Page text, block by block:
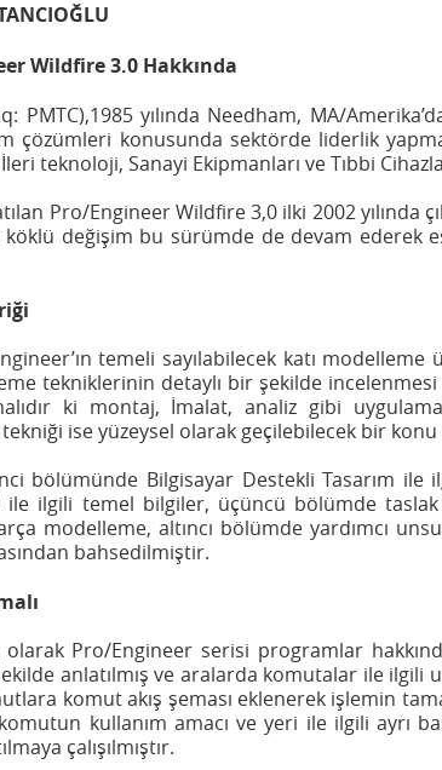
Wildfire 3.0 Hakkında
PMTC),1985 yılında Needham, MA/
çözümleri konusunda sektörde liderlik
teknoloji, Sanayi Ekipmanları ve Tıbbi
Pro/Engineer Wildfire 3,0 ilki 2002
değişim bu sürümde de devam ederek
temeli sayılabilecek katı
tekniklerinin detaylı bir şekilde
ki montaj, İmalat, analiz gibi
ise yüzeysel olarak geçilebilecek bir
bölümünde Bilgisayar Destekli Tasarım
ile ilgili temel bilgiler, üçüncü bölümde
modelleme, altıncı bölümde yardımcı
bahsedilmiştir.
Pro/Engineer serisi programlar
anlatılmış ve aralarda komutalar ile ilgili
komut akış şeması eklenerek işlemin
kullanım amacı ve yeri ile ilgili ayrı
çalışılmıştır.